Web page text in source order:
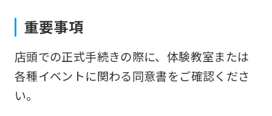
重要事項
店頭での正式手続きの際に、体験教室または
各種イベントに関わる同意書をご確認くださ
い。
top
page.
However,